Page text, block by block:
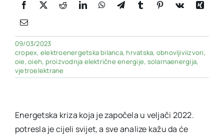
09/03/2023
cropex, elektroenergetska bilanca, hrvatska, obnovljiviizvori,
oie,oieh, proizvodnja električne energije, solarnaenergija,
vjetroelektrane
Energetska kriza koja je započela u veljači 2022.
potresla je cijeli svijet, a sve analize kažu da će